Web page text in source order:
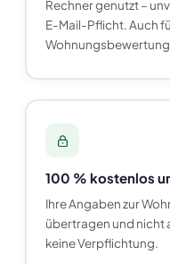
Rechner genutzt –
E-Mail-Pflicht. Auch
100 % kostenlos
Ihre Angaben zur
übertragen und nicht
keine Verpflichtung.